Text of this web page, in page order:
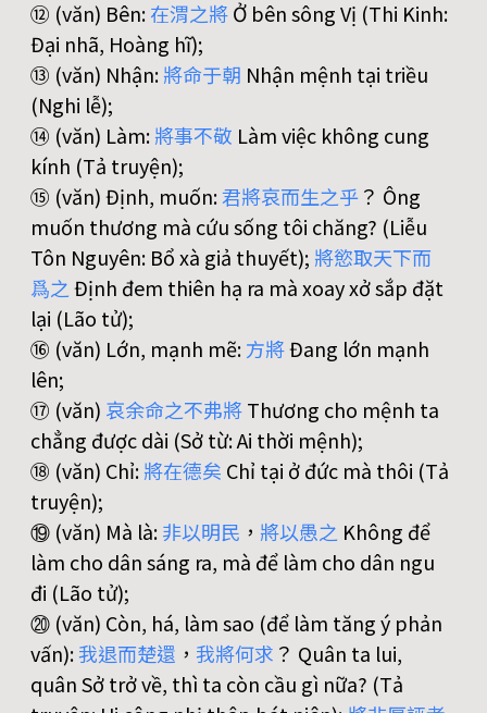
⑫ (văn) Bên:在渭之將Ở bên sông Vị (Thi Kinh:
Đại nhã, Hoàng hĩ);
⑬ (văn) Nhận:將命于朝 Nhận mệnh tại triều
(Nghi lễ);
⑭ (văn) Làm:將事不敬 Làm việc không cung
kính (Tả truyện);
⑮ (văn) Định, muốn:君將哀而生之乎？ Ông
muốn thương mà cứu sống tôi chăng? (Liễu
Tôn Nguyên: Bổ xà giả thuyết); 將慾取天下而
爲之 Định đem thiên hạ ra mà xoay xở sắp đặt
lại (Lão tử);
⑯ (văn) Lớn, mạnh mẽ:方將Đang lớn mạnh
lên;
⑰ (văn) 哀余命之不弗將Thương cho mệnh ta
chẳng được dài (Sở từ: Ai thời mệnh);
⑱ (văn) Chỉ:將在德矣 Chỉ tại ở đức mà thôi (Tả
truyện);
⑲ (văn) Mà là:非以明民 ， 將以愚之 Không để
làm cho dân sáng ra, mà để làm cho dân ngu
đi (Lão tử);
⑳ (văn) Còn, há, làm sao (để làm tăng ý phản
vấn):我退而楚還 ， 我將何求 ？ Quân ta lui,
quân Sở trở về, thì ta còn cầu gì nữa? (Tả